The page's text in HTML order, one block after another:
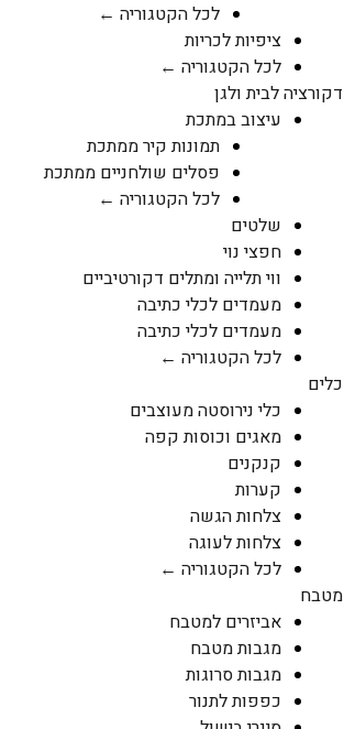
לכל הקטגוריה ←
ציפיות לכריות
לכל הקטגוריה ←
דקורציה לבית ולגן
עיצוב במתכת
תמונות קיר ממתכת
פסלים שולחניים ממתכת
לכל הקטגוריה ←
שלטים
חפצי נוי
ווי תלייה ומתלים דקורטיביים
מעמדים לכלי כתיבה
מעמדים לכלי כתיבה
לכל הקטגוריה ←
כלים
כלי נירוסטה מעוצבים
מאגים וכוסות קפה
קנקנים
קערות
צלחות הגשה
צלחות לעוגה
לכל הקטגוריה ←
מטבח
אביזרים למטבח
מגבות מטבח
מגבות סרוגות
כפפות לתנור